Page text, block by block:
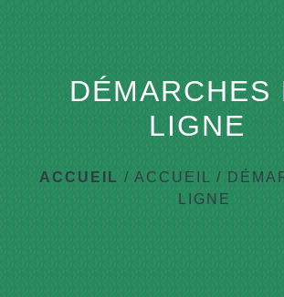
DÉMARCHES
LIGNE
ACCUEIL/ACCUEIL /
LIGNE